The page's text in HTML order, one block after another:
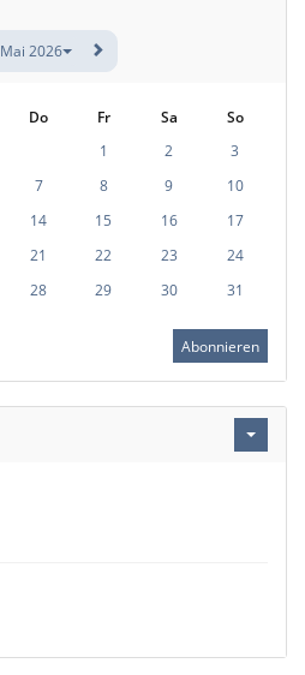
Mai 2026
Do Fr Sa
So
1
2
3
7 8 9
10
14 15 16
17
21 22 23
24
28 29 30 31
Abonnieren